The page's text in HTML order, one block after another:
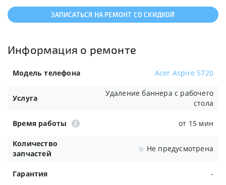
ЗАПИСАТЬСЯ НА РЕМОНТ СО СКИДКОЙ
Информация о ремонте
Модель телефона Acer Aspire 5720
Услуга
Удаление баннера с рабочего
стола
Время работы от 15 мин
Количество
запчастей
Не предусмотрена
Гарантия -